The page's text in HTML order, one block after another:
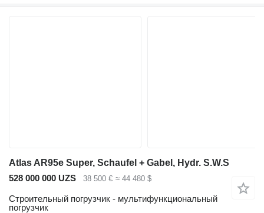
Atlas AR95e Super, Schaufel + Gabel, Hydr. S.W.S
528 000 000 UZS
38 500 € ≈ 44 480 $
Строительный погрузчик - мультифункциональный
погрузчик